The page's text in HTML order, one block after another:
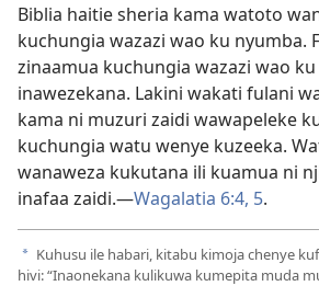
Biblia haitie sheria kama watoto
kuchungia wazazi wao ku nyumba.
zinaamua kuchungia wazazi wao
inawezekana. Lakini wakati fulani
kama ni muzuri zaidi wawapeleke
kuchungia watu wenye kuzeeka.
wanaweza kukutana ili kuamua ni
inafaa zaidi.​—Wagalatia 6:4, 5.
a Kuhusu ile habari, kitabu kimoja chenye
hivi: “Inaonekana kulikuwa kumepita muda